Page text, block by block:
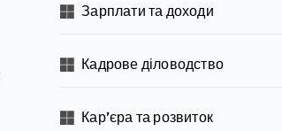
Зарплати та доходи
Кадрове діловодство
Кар’єра та розвиток